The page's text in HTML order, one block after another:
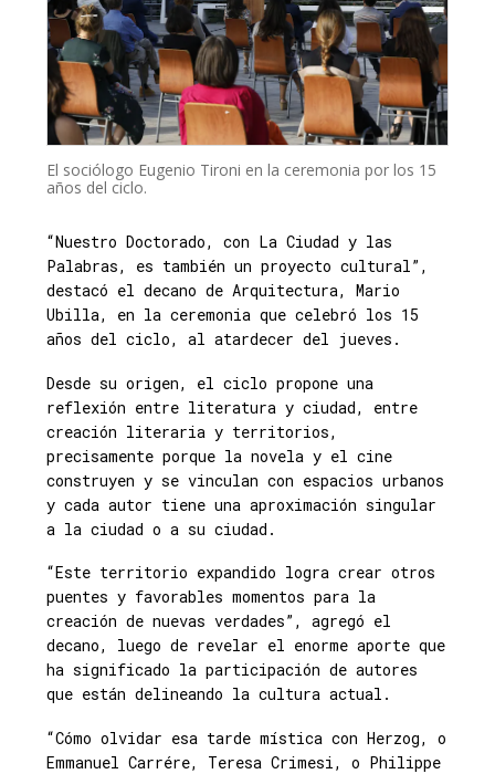
El sociólogo Eugenio Tironi en la ceremonia por los 15
años del ciclo.
“Nuestro Doctorado, con La Ciudad y las
Palabras, es también un proyecto cultural”,
destacó el decano de Arquitectura, Mario
Ubilla, en la ceremonia que celebró los 15
años del ciclo, al atardecer del jueves.
Desde su origen, el ciclo propone una
reflexión entre literatura y ciudad, entre
creación literaria y territorios,
precisamente porque la novela y el cine
construyen y se vinculan con espacios urbanos
y cada autor tiene una aproximación singular
a la ciudad o a su ciudad.
“Este territorio expandido logra crear otros
puentes y favorables momentos para la
creación de nuevas verdades”, agregó el
decano, luego de revelar el enorme aporte que
ha significado la participación de autores
que están delineando la cultura actual.
“Cómo olvidar esa tarde mística con Herzog, o
Emmanuel Carrére, Teresa Crimesi, o Philippe